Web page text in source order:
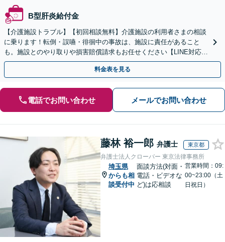
B型肝炎給付金
【介護施設トラブル】【初回相談無料】介護施設の利用者さまの相談
に乗ります！転倒・誤嚥・徘徊中の事故は、施設に責任があること
も。施設とのやり取りや損害賠償請求もお任せください【LINE対応
可】【夜間・休日面談可】【関東エリア対応】
料金表を見る
電話でお問い合わせ メールでお問い合わせ
藤林 裕一郎 弁護士 東京都
弁護士法人クローバー 東京法律事務所
埼玉県
からも相
談受付中
面談方法(対面・
電話・ビデオな
ど)は応相談
営業時間：09:
00~23:00（土
日祝日）